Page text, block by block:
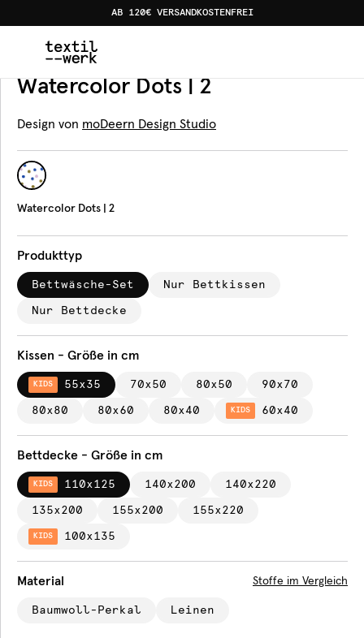
AB 120€ VERSANDKOSTENFREI
Produkte Bettwäsche Watercolor Dots | 2
Bettwäsche
Watercolor Dots | 2
Design von moDeern Design Studio
Watercolor Dots | 2
Produkttyp
Bettwäsche-Set Nur Bettkissen
Nur Bettdecke
Kissen - Größe in cm
KIDS 55x35 70x50 80x50 90x70
80x80 80x60 80x40 KIDS 60x40
Bettdecke - Größe in cm
KIDS 110x125 140x200 140x220
135x200 155x200 155x220
KIDS 100x135
Material Stoffe im Vergleich
Baumwoll-Perkal Leinen